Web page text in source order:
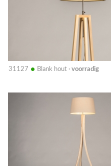
31127 • Blank hout · voorradig
Bekijk